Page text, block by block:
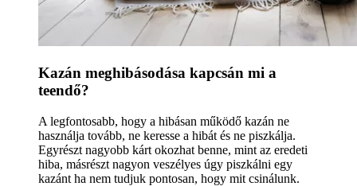
Kazán meghibásodása kapcsán mi a
teendő?
A legfontosabb, hogy a hibásan működő kazán ne
használja tovább, ne keresse a hibát és ne piszkálja.
Egyrészt nagyobb kárt okozhat benne, mint az eredeti
hiba, másrészt nagyon veszélyes úgy piszkálni egy
kazánt ha nem tudjuk pontosan, hogy mit csinálunk.